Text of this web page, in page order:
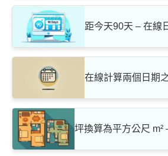
距今天90天 – 在線
在線計算兩個日期
坪換算為平方公尺